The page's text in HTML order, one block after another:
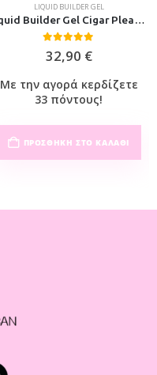
LIQUID BUILDER GEL
Liquid Builder Gel Cigar Please 30ml
0out of 5
32,90 €
Με την αγορά κερδίζετε
33 πόντους!
ΠΡΟΣΘΉΚΗ ΣΤΟ ΚΑΛΆΘΙ